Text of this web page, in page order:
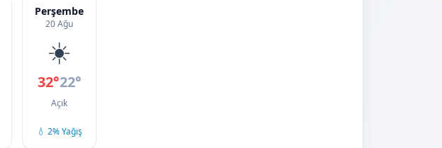
Perşembe
20 Ağu
☀️
32°22°
Açık
💧 2% Yağış